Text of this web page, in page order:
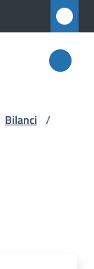
Bilanci /